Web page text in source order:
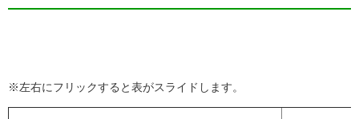
※左右にフリックすると表がスライドします。